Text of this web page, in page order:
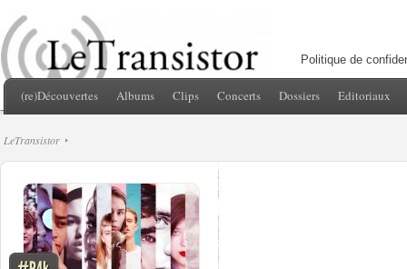
Politique de
(re)Découvertes Albums Clips Concerts Dossiers Editoriaux
LeTransistor